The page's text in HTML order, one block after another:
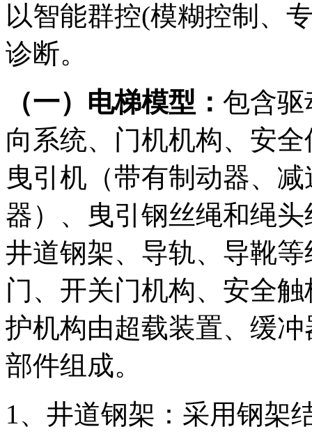
以智能群控(模糊控制、
诊断。
（一）电梯模型： 包含驱
向系统、门机机构、安
曳引机（带有制动器、
器）、曳引钢丝绳和绳
井道钢架、导轨、导靴
门、开关门机构、安全
护机构由超载装置、缓
部件组成。
1、井道钢架：采用钢架